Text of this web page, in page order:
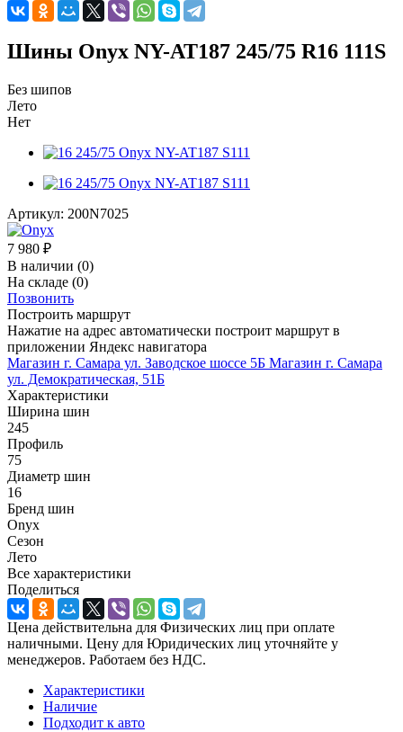
Шины Onyx NY-AT187 245/75 R16 111S
Без шипов
Лето
Нет
Артикул: 200N7025
7 980 ₽
В наличии (0)
На складе (0)
Позвонить
Построить маршрут
Нажатие на адрес автоматически построит маршрут в
приложении Яндекс навигатора
Магазин г. Самара ул. Заводское шоссе 5Б Магазин г. Самара
ул. Демократическая, 51Б
Характеристики
Ширина шин
245
Профиль
75
Диаметр шин
16
Бренд шин
Onyx
Сезон
Лето
Все характеристики
Поделиться
Цена действительна для Физических лиц при оплате
наличными. Цену для Юридических лиц уточняйте у
менеджеров. Работаем без НДС.
Характеристики
Наличие
Подходит к авто